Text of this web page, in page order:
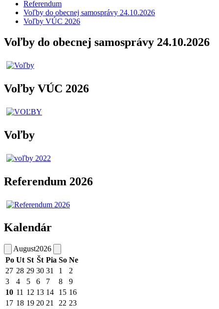
Referendum
Voľby do obecnej samosprávy 24.10.2026
Voľby VÚC 2026
Voľby do obecnej samosprávy 24.10.2026
Voľby VÚC 2026
Voľby
Referendum 2026
Kalendár
August2026
Po Ut St Št Pia So Ne
27 28 29 30 31 1
2
3
4 5 6 7 8
9
10 11 12 13 14 15 16
17 18 19 20 21 22 23